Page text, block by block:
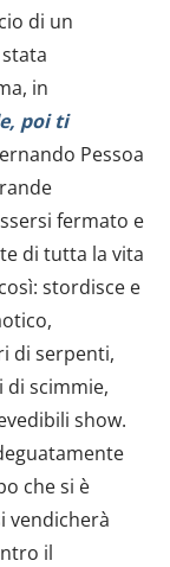
di un
in
poi ti
Pessoa
fermato e
di tutta la vita
stordisce e
di serpenti,
scimmie,
show.
che si è
vendicherà
il